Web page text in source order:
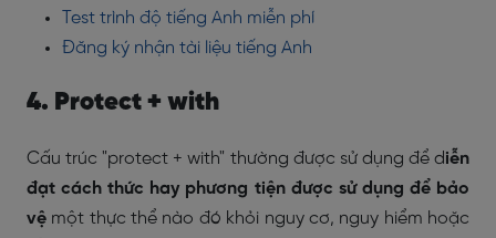
Test trình độ tiếng Anh miễn phí
Đăng ký nhận tài liệu tiếng Anh
4. Protect + with
Cấu trúc "protect + with" thường được sử dụng để diễn
đạt cách thức hay phương tiện được sử dụng để bảo
vệ một thực thể nào đó khỏi nguy cơ, nguy hiểm hoặc